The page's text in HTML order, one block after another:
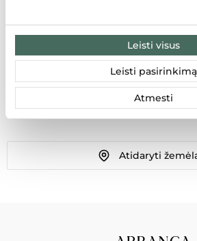
Leisti visus
Leisti pasirinkimą
Atmesti
BOGGI MILANO
Ozo g. 25, Vilnius 07150, Lietuva
Atidaryti